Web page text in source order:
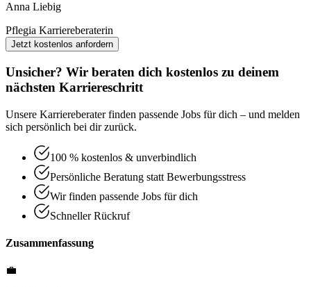
Anna Liebig
Pflegia Karriereberaterin
Jetzt kostenlos anfordern
Unsicher? Wir beraten dich kostenlos zu deinem
nächsten Karriereschritt
Unsere Karriereberater finden passende Jobs für dich – und melden
sich persönlich bei dir zurück.
100 % kostenlos & unverbindlich
Persönliche Beratung statt Bewerbungsstress
Wir finden passende Jobs für dich
Schneller Rückruf
Zusammenfassung
💼